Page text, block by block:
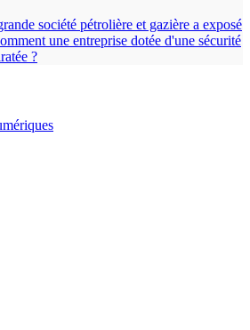
société pétrolière et gazière a exposé
une entreprise dotée d'une sécurité
?